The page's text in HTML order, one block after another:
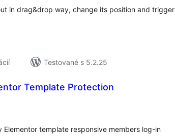
in drag&drop way, change its position and trigger
Testované s 5.2.25
Template Protection
template responsive members log-in